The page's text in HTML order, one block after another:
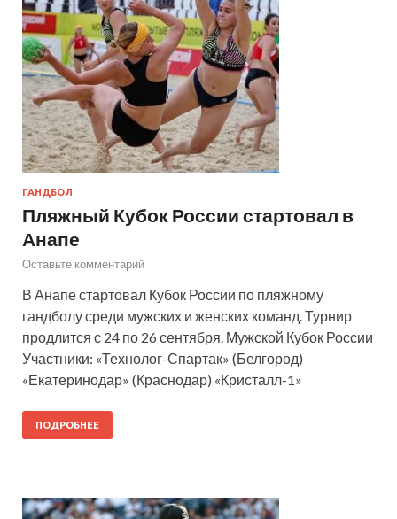
ГАНДБОЛ
Пляжный Кубок России стартовал в
Анапе
Оставьте комментарий
В Анапе стартовал Кубок России по пляжному
гандболу среди мужских и женских команд. Турнир
продлится с 24 по 26 сентября. Мужской Кубок России
Участники: «Технолог-Спартак» (Белгород)
«Екатеринодар» (Краснодар) «Кристалл-1»
ПОДРОБНЕЕ